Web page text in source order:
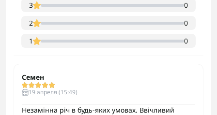
3
0
2
0
1
0
Семен
19 апреля (15:49)
Незамінна річ в будь-яких умовах. Ввічливий